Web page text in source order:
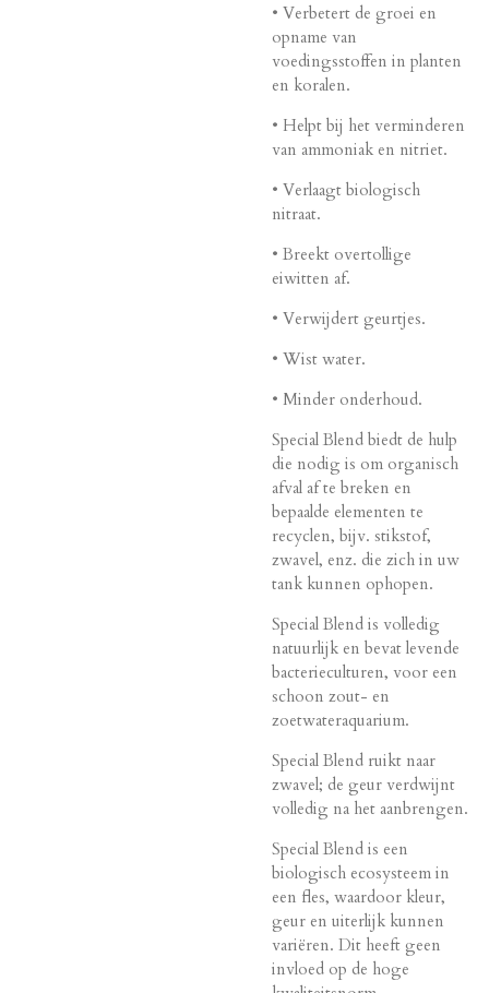
• Verbetert de groei en
opname van
voedingsstoffen in planten
en koralen.
• Helpt bij het verminderen
van ammoniak en nitriet.
• Verlaagt biologisch
nitraat.
• Breekt overtollige
eiwitten af.
• Verwijdert geurtjes.
• Wist water.
• Minder onderhoud.
Special Blend biedt de hulp
die nodig is om organisch
afval af te breken en
bepaalde elementen te
recyclen, bijv. stikstof,
zwavel, enz. die zich in uw
tank kunnen ophopen.
Special Blend is volledig
natuurlijk en bevat levende
bacterieculturen, voor een
schoon zout- en
zoetwateraquarium.
Special Blend ruikt naar
zwavel; de geur verdwijnt
volledig na het aanbrengen.
Special Blend is een
biologisch ecosysteem in
een fles, waardoor kleur,
geur en uiterlijk kunnen
variëren. Dit heeft geen
invloed op de hoge